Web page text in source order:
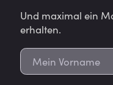
Und maximal ein
erhalten.